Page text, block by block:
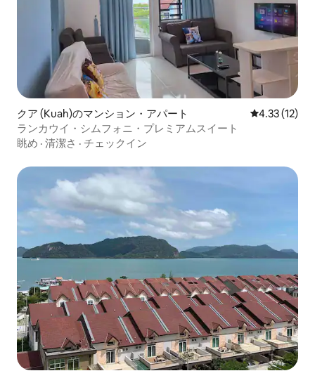
クア (Kuah)のマンション・アパート レビュー12
4.33 (12)
ランカウイ・シムフォニ・プレミアムスイート
眺め · 清潔さ · チェックイン